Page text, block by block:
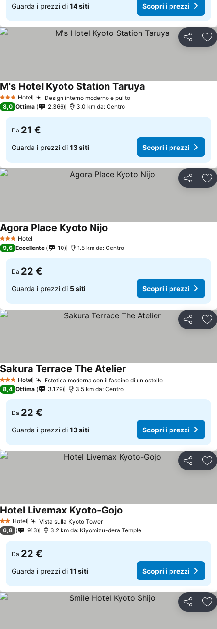
Guarda i prezzi di 14 siti Scopri i prezzi
Condividi
3 StelleHotel Design interno moderno e pulito
M's Hotel Kyoto Station Taruya
8,0 Ottima 2.366 3.0 km da: Centro
Da 21 €
Guarda i prezzi di 13 siti Scopri i prezzi
Condividi
3 StelleHotel
Agora Place Kyoto Nijo
9,6 Eccellente 10 1.5 km da: Centro
Da 22 €
Guarda i prezzi di 5 siti Scopri i prezzi
Condividi
3 StelleHotel Estetica moderna con il fascino di un ostello
Sakura Terrace The Atelier
8,4 Ottima 3.179 3.5 km da: Centro
Da 22 €
Guarda i prezzi di 13 siti Scopri i prezzi
Condividi
2 StelleHotel Vista sulla Kyoto Tower
Hotel Livemax Kyoto-Gojo
6,8 913 3.2 km da: Kiyomizu-dera Temple
Da 22 €
Guarda i prezzi di 11 siti Scopri i prezzi
Condividi